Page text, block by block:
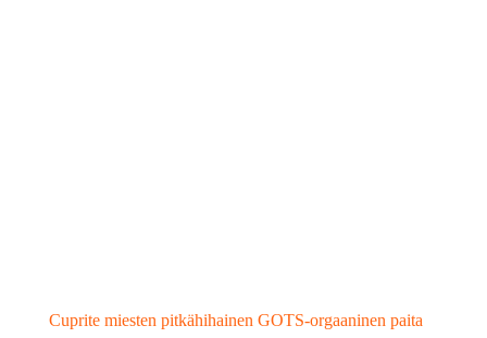
Cuprite miesten pitkähihainen GOTS-orgaaninen paita